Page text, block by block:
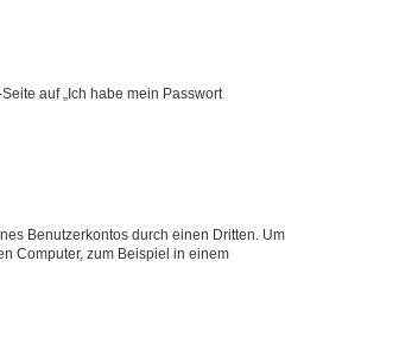
auf „Ich habe mein Passwort
Benutzerkontos durch einen Dritten. Um
Computer, zum Beispiel in einem